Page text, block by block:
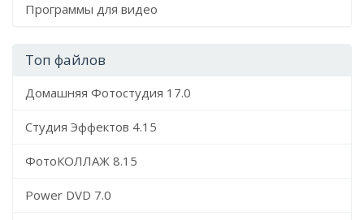
Программы для видео
Топ файлов
Домашняя Фотостудия 17.0
Студия Эффектов 4.15
ФотоКОЛЛАЖ 8.15
Power DVD 7.0